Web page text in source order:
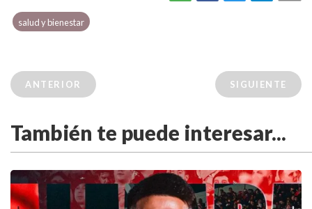
salud y bienestar
ANTERIOR SIGUIENTE
También te puede interesar...